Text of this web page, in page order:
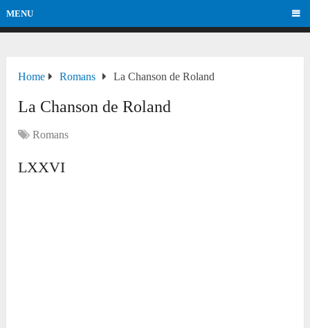
MENU
Home Romans La Chanson de Roland
La Chanson de Roland
Romans
LXXVI